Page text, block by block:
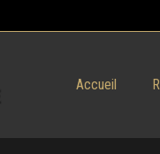
Accueil